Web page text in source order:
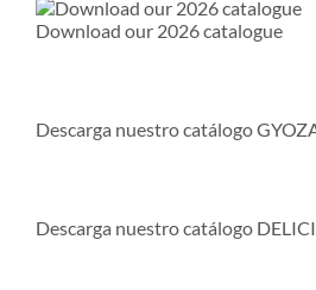
Download our 2026 catalogue
Descarga nuestro catálogo
Descarga nuestro catálogo